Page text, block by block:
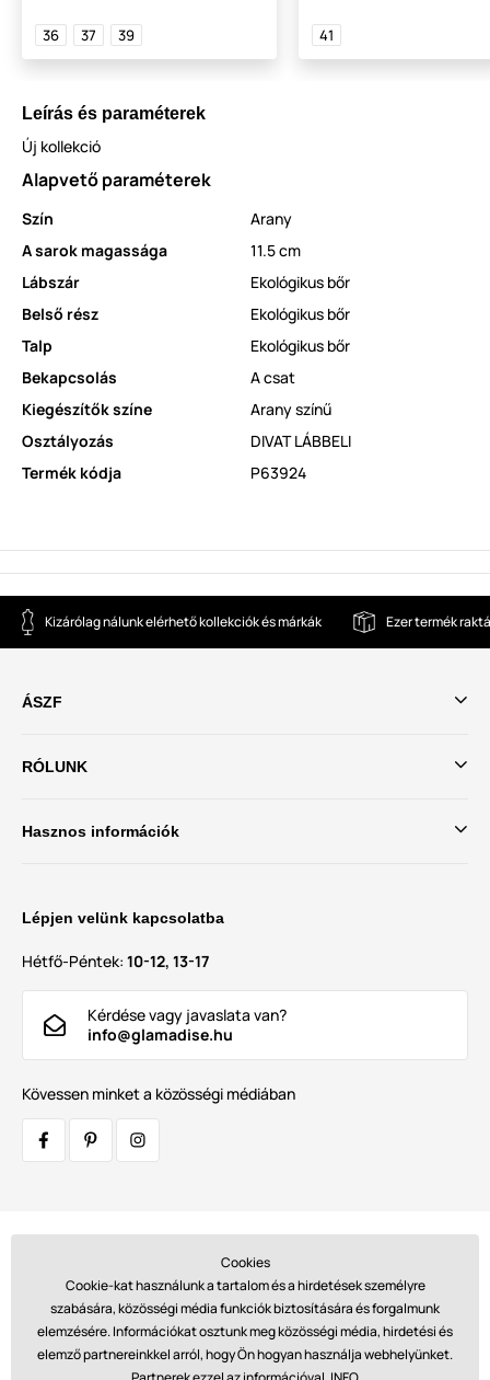
36 37 39 41
Leírás és paraméterek
Új kollekció
Alapvető paraméterek
Szín
Arany
A sarok magassága
11.5 cm
Lábszár
Ekológikus bőr
Belső rész
Ekológikus bőr
Talp
Ekológikus bőr
Bekapcsolás
A csat
Kiegészítők színe
Arany színű
Osztályozás
DIVAT LÁBBELI
Termék kódja
P63924
Kizárólag nálunk elérhető kollekciók és márkák Ezer termék
ÁSZF
RÓLUNK
Hasznos információk
Lépjen velünk kapcsolatba
Hétfő-Péntek: 10-12, 13-17
Kérdése vagy javaslata van?
info@glamadise.hu
Kövessen minket a közösségi médiában
Fizetések:
Cookies
Cookie-kat használunk a tartalom és a hirdetések személyre
szabására, közösségi média funkciók biztosítására és forgalmunk
elemzésére. Információkat osztunk meg közösségi média, hirdetési és
elemző partnereinkkel arról, hogy Ön hogyan használja webhelyünket.